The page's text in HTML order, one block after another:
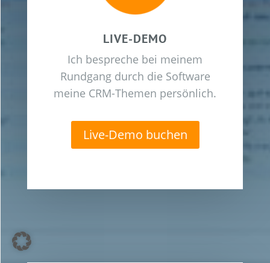
LIVE-DEMO
Ich bespreche bei meinem
Rundgang durch die Software
meine CRM-Themen persönlich.
Live-Demo buchen